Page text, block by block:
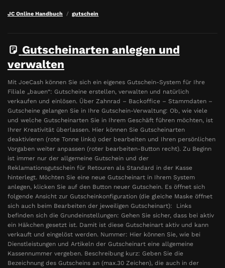
JC Online Handbuch gutschein
Gutscheinarten anlegen und
verwalten
Mit JoeCash können Sie sich ein eigenes Gutschein-System für Ihre
Filiale „bauen“: Gutscheine erstellen, verwalten und natürlich
verkaufen und einlösen. Über Zahnrad – Backoffice – Stammdaten –
Gutscheine gelangen Sie in Ihre Gutschein-Verwaltung: Ob, wie viele
und welche Gutscheinarten Sie in Ihrem Geschäft führen möchten, ist
Ihrer Kreativität überlassen. Hier können Sie Gutscheinarten
deaktivieren (rote Tonne links) oder bearbeiten und Ihren persönlichen
Vorgaben weiter anpassen (roter bearbeiten-Button recht). Zu Beginn
ist immer nur der allgemeine Gutschein und der
Reklamationsgutschein für Retouren als Standard in der Kasse
hinterlegt. Möchten Sie eine neue Gutscheinart in Ihrem System
anlegen, klicken Sie auf den Button neuer Gutschein. Es öffnet sich
folgende Ansicht zur Gutscheinkonfiguration (die gleiche Maske öffnet
sich auch beim Bearbeiten der jeweiligen Gutscheinart): Links
befinden sich die Grundeinstellungen: Gehen Sie sicher, dass bei aktiv
ein Häkchen gesetzt ist. Damit ist diese Gutscheinart aktiv und kann
verkauft und eingelöst werden. Nummer: Hier können Sie, wie bei
Dienstleistungen und Artikeln der Gutscheinart eine allgemeine
Kassennummer vergeben. Beschreibung kurz: Geben Sie die
Bezeichnung des Gutscheins an (max.30 Zeichen), die auch in der